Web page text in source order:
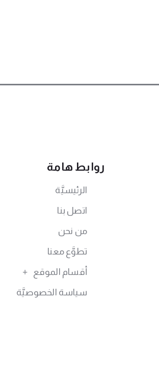
روابط هامة
الرئيسيَّة
اتصل بنا
من نحن
تطوَّع معنا
أقسام الموقع
سياسة الخصوصيَّة